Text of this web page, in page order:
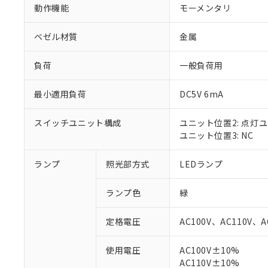
動作機能 モーメンタリ
ベゼル材質 金属
負荷 一般負荷用
最小適用負荷 DC5V 6mA
スイッチユニット構成
ユニット位置2: 点灯
ユニット位置3: NC
ランプ 照光部方式 LEDランプ
ランプ色 緑
定格電圧 AC100V、AC110V、
使用電圧
AC100V±10%
AC110V±10%
ご利用条件
※1 対応状況
対応予定なし：
調査・確認中：
非該当品：ライセ
仕入先様の事情に
※1 中国